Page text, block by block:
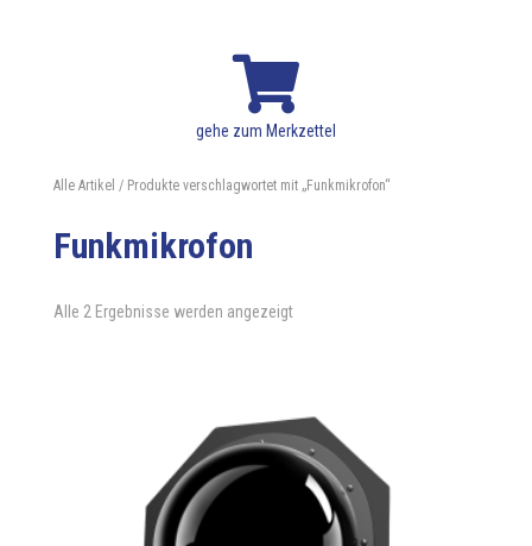

gehe zum Merkzettel
Alle Artikel / Produkte verschlagwortet mit „Funkmikrofon“
Funkmikrofon
Alle 2 Ergebnisse werden angezeigt